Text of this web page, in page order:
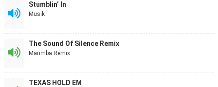
Stumblin’ In
Musik
The Sound Of Silence Remix
Marimba Remix
TEXAS HOLD EM